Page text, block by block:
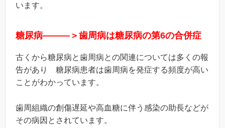
います。
糖尿病―――＞歯周病は糖尿病の第6の合併症
古くから糖尿病と歯周病との関連については多くの報
告があり 糖尿病患者は歯周病を発症する頻度が高い
ことがわかっています。
歯周組織の創傷遅延や高血糖に伴う感染の助長などが
その病因とされています。